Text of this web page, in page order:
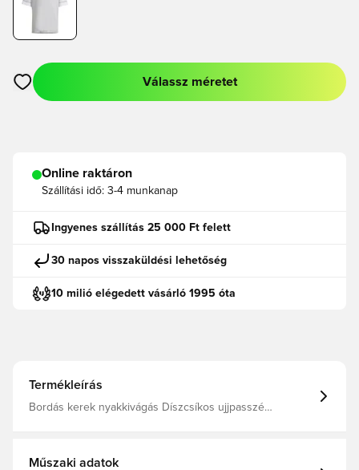
Megnyit egy modált a bejelentkezéshez vagy a tagként való
Válassz méretet
Online raktáron
Szállítási idő: 3-4 munkanap
Ingyenes szállítás 25 000 Ft felett
30 napos visszaküldési lehetőség
10 milió elégedett vásárló 1995 óta
Termékleírás
Bordás kerek nyakkivágás Díszcsíkos ujjpasszé
Műszaki adatok